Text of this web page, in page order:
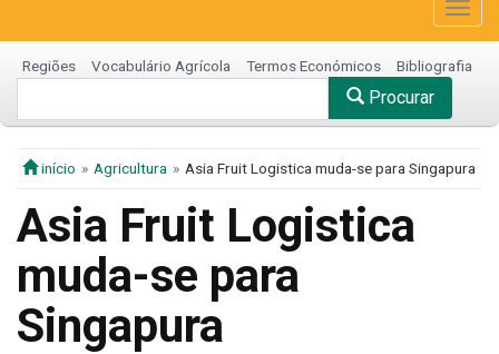
Regiões Vocabulário Agrícola Termos Económicos Bibliografia
Procurar
início Agricultura Asia Fruit Logistica muda-se para Singapura
Asia Fruit Logistica
muda-se para
Singapura